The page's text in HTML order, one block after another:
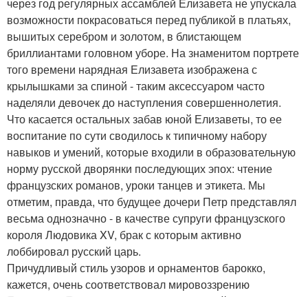
возможности покрасоваться перед публикой в платьях,
вышитых серебром и золотом, в блистающем
бриллиантами головном уборе. На знаменитом портрете
того времени нарядная Елизавета изображена с
крылышками за спиной - таким аксессуаром часто
наделяли девочек до наступления совершеннолетия.
Что касается остальных забав юной Елизаветы, то ее
воспитание по сути сводилось к типичному набору
навыков и умений, которые входили в образовательную
норму русской дворянки последующих эпох: чтение
французских романов, уроки танцев и этикета. Мы
отметим, правда, что будущее дочери Петр представлял
весьма однозначно - в качестве супруги французского
короля Людовика XV, брак с которым активно
лоббировал русский царь.
Причудливый стиль узоров и орнаментов барокко,
кажется, очень соответствовал мировоззрению